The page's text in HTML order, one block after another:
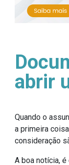
abrir
Quando o
a primeira
consideração
A boa notícia,